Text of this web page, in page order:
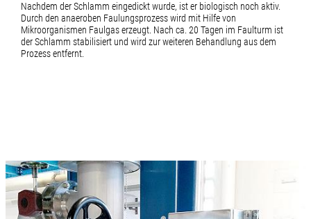
Nachdem der Schlamm eingedickt wurde, ist er biologisch noch aktiv.
Durch den anaeroben Faulungsprozess wird mit Hilfe von
Mikroorganismen Faulgas erzeugt. Nach ca. 20 Tagen im Faulturm ist
der Schlamm stabilisiert und wird zur weiteren Behandlung aus dem
Prozess entfernt.